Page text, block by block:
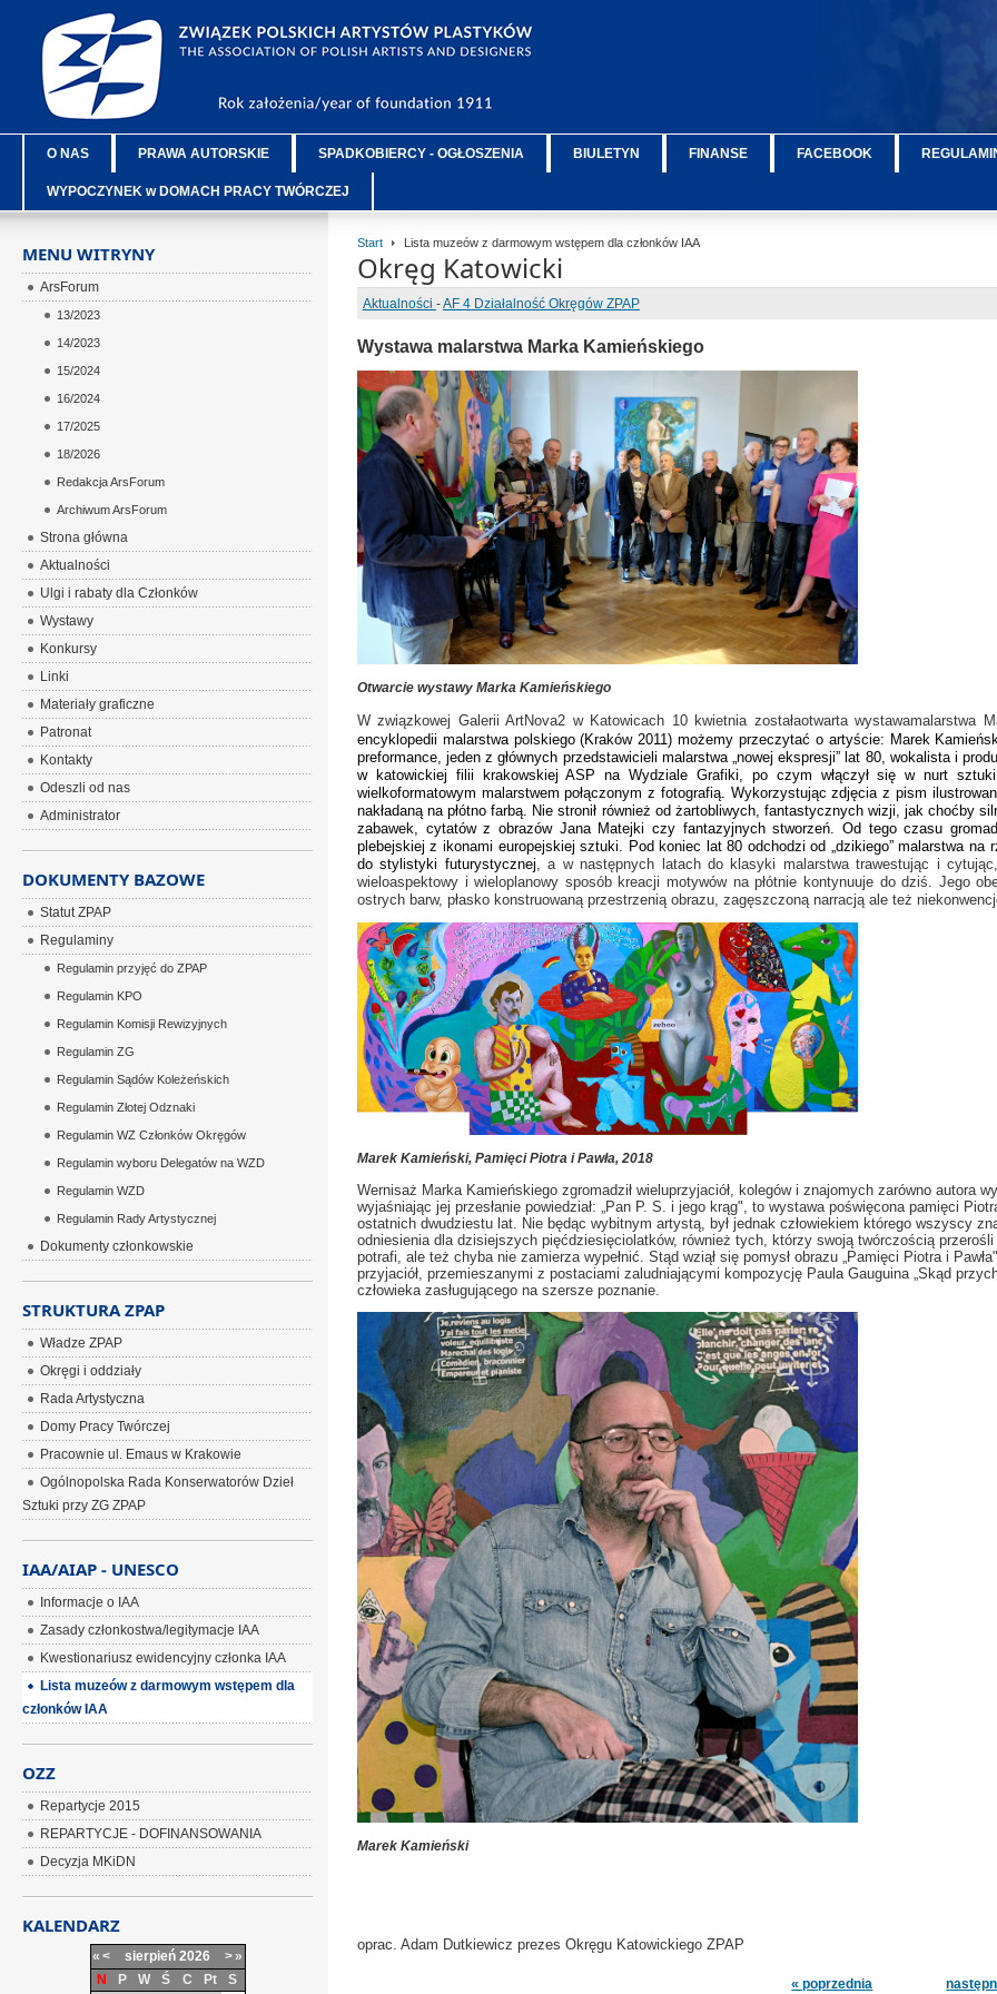
O NAS PRAWA AUTORSKIE SPADKOBIERCY - OGŁOSZENIA BIULETYN FINANSE FACEBOOK
WYPOCZYNEK w DOMACH PRACY TWÓRCZEJ
Start Lista muzeów z darmowym wstępem dla członków IAA
Okręg Katowicki
Aktualności -AF 4 Działalność Okręgów ZPAP
Wystawa malarstwa Marka Kamieńskiego
Otwarcie wystawy Marka Kamieńskiego
W związkowej Galerii ArtNova2 w Katowicach 10 kwietnia zostałaotwarta wystawamalarstwa
encyklopedii malarstwa polskiego (Kraków 2011) możemy przeczytać o artyście: Marek
preformance, jeden z głównych przedstawicieli malarstwa „nowej ekspresji” lat 80, wokalista i
w katowickiej filii krakowskiej ASP na Wydziale Grafiki, po czym włączył się w nurt
wielkoformatowym malarstwem połączonym z fotografią. Wykorzystując zdjęcia z pism
nakładaną na płótno farbą. Nie stronił również od żartobliwych, fantastycznych wizji, jak choćby
zabawek, cytatów z obrazów Jana Matejki czy fantazyjnych stworzeń. Od tego czasu
plebejskiej z ikonami europejskiej sztuki. Pod koniec lat 80 odchodzi od „dzikiego” malarstwa
do stylistyki futurystycznej, a w następnych latach do klasyki malarstwa trawestując i
wieloaspektowy i wieloplanowy sposób kreacji motywów na płótnie kontynuuje do dziś. Jego
ostrych barw, płasko konstruowaną przestrzenią obrazu, zagęszczoną narracją ale też
Marek Kamieński, Pamięci Piotra i Pawła, 2018
Wernisaż Marka Kamieńskiego zgromadził wieluprzyjaciół, kolegów i znajomych zarówno autora
wyjaśniając jej przesłanie powiedział: „Pan P. S. i jego krąg", to wystawa poświęcona pamięci
ostatnich dwudziestu lat. Nie będąc wybitnym artystą, był jednak człowiekiem którego wszyscy
odniesienia dla dzisiejszych pięćdziesięciolatków, również tych, którzy swoją twórczością
potrafi, ale też chyba nie zamierza wypełnić. Stąd wziął się pomysł obrazu „Pamięci Piotra i
przyjaciół, przemieszanymi z postaciami zaludniającymi kompozycję Paula Gauguina „Skąd
człowieka zasługującego na szersze poznanie.
Marek Kamieński
oprac. Adam Dutkiewicz prezes Okręgu Katowickiego ZPAP
« poprzednia
MENU WITRYNY
ArsForum
13/2023
14/2023
15/2024
16/2024
17/2025
18/2026
Redakcja ArsForum
Archiwum ArsForum
Strona główna
Aktualności
Ulgi i rabaty dla Członków
Wystawy
Konkursy
Linki
Materiały graficzne
Patronat
Kontakty
Odeszli od nas
Administrator
DOKUMENTY BAZOWE
Statut ZPAP
Regulaminy
Regulamin przyjęć do ZPAP
Regulamin KPO
Regulamin Komisji Rewizyjnych
Regulamin ZG
Regulamin Sądów Koleżeńskich
Regulamin Złotej Odznaki
Regulamin WZ Członków Okręgów
Regulamin wyboru Delegatów na WZD
Regulamin WZD
Regulamin Rady Artystycznej
Dokumenty członkowskie
STRUKTURA ZPAP
Władze ZPAP
Okręgi i oddziały
Rada Artystyczna
Domy Pracy Twórczej
Pracownie ul. Emaus w Krakowie
Ogólnopolska Rada Konserwatorów Dzieł
Sztuki przy ZG ZPAP
IAA/AIAP - UNESCO
Informacje o IAA
Zasady członkostwa/legitymacje IAA
Kwestionariusz ewidencyjny członka IAA
Lista muzeów z darmowym wstępem dla
członków IAA
OZZ
Repartycje 2015
REPARTYCJE - DOFINANSOWANIA
Decyzja MKiDN
KALENDARZ
« < sierpień 2026 >»
N
P W Ś C Pt
S